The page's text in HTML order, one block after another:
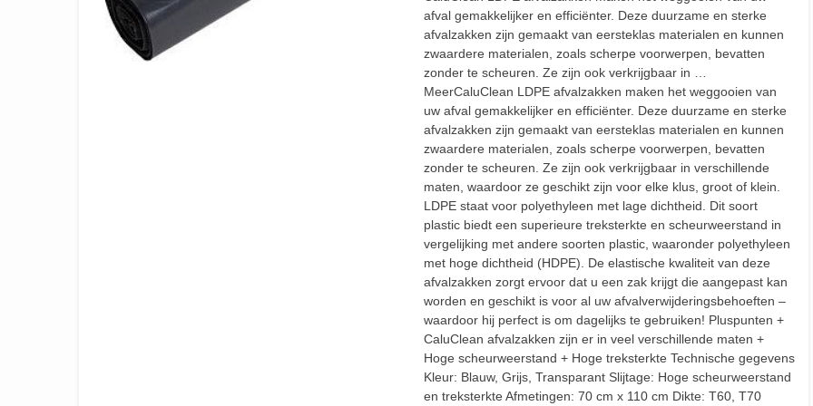
afval gemakkelijker en efficiënter. Deze duurzame en sterke
afvalzakken zijn gemaakt van eersteklas materialen en kunnen
zwaardere materialen, zoals scherpe voorwerpen, bevatten
zonder te scheuren. Ze zijn ook verkrijgbaar in …
MeerCaluClean LDPE afvalzakken maken het weggooien van
uw afval gemakkelijker en efficiënter. Deze duurzame en sterke
afvalzakken zijn gemaakt van eersteklas materialen en kunnen
zwaardere materialen, zoals scherpe voorwerpen, bevatten
zonder te scheuren. Ze zijn ook verkrijgbaar in verschillende
maten, waardoor ze geschikt zijn voor elke klus, groot of klein.
LDPE staat voor polyethyleen met lage dichtheid. Dit soort
plastic biedt een superieure treksterkte en scheurweerstand in
vergelijking met andere soorten plastic, waaronder polyethyleen
met hoge dichtheid (HDPE). De elastische kwaliteit van deze
afvalzakken zorgt ervoor dat u een zak krijgt die aangepast kan
worden en geschikt is voor al uw afvalverwijderingsbehoeften –
waardoor hij perfect is om dagelijks te gebruiken! Pluspunten +
CaluClean afvalzakken zijn er in veel verschillende maten +
Hoge scheurweerstand + Hoge treksterkte Technische gegevens
Kleur: Blauw, Grijs, Transparant Slijtage: Hoge scheurweerstand
en treksterkte Afmetingen: 70 cm x 110 cm Dikte: T60, T70